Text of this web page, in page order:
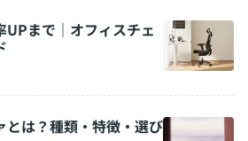
UPまで｜オフィスチェ
とは？種類・特徴・選び